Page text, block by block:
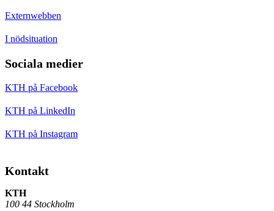
Externwebben
I nödsituation
Sociala medier
KTH på Facebook
KTH på LinkedIn
KTH på Instagram
Kontakt
KTH
100 44 Stockholm